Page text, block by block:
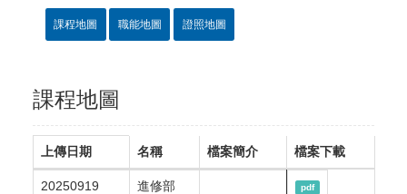
課程地圖 職能地圖 證照地圖
課程地圖
上傳日期 名稱 檔案簡介 檔案下載
20250919 進修部 pdf